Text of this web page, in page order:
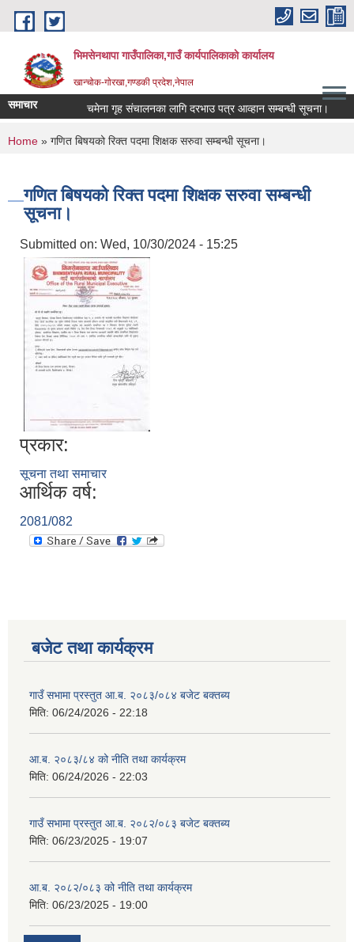
Skip to main content
भिमसेनथापा गाउँपालिका,गाउँ कार्यपालिकाकाे कार्यालय
खान्चोक-गाेरखा,गण्डकी प्रदेश,नेपाल
समाचार चमेना गृह संचालनका लागि दरभाउ पत्र आव्हान सम्बन्धी सूचना।
You are here
Home » गणित बिषयको रिक्त पदमा शिक्षक सरुवा सम्बन्धी सूचना।
गणित बिषयको रिक्त पदमा शिक्षक सरुवा सम्बन्धी
सूचना।
Submitted on: Wed, 10/30/2024 - 15:25
प्रकार:
सूचना तथा समाचार
आर्थिक वर्ष:
2081/082
बजेट तथा कार्यक्रम
गाउँ सभामा प्रस्तुत आ.ब. २०८३/०८४ बजेट बक्तब्य
मिति: 06/24/2026 - 22:18
आ.ब. २०८३/८४ को नीति तथा कार्यक्रम
मिति: 06/24/2026 - 22:03
गाउँ सभामा प्रस्तुत आ.ब. २०८२/०८३ बजेट बक्तब्य
मिति: 06/23/2025 - 19:07
आ.ब. २०८२/०८३ को नीति तथा कार्यक्रम
मिति: 06/23/2025 - 19:00